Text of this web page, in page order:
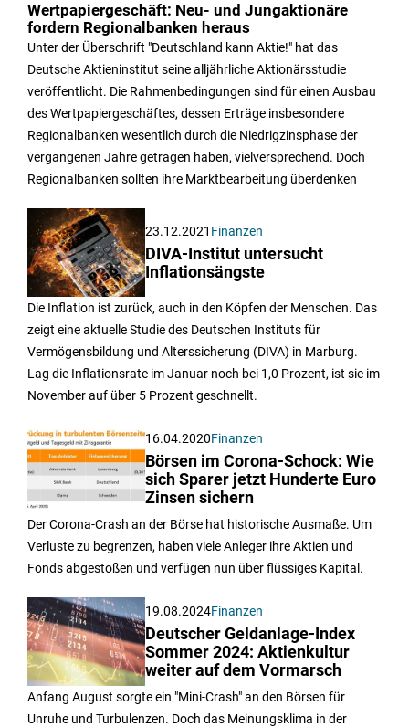
Wertpapiergeschäft: Neu- und Jungaktionäre
fordern Regionalbanken heraus
Unter der Überschrift "Deutschland kann Aktie!" hat das
Deutsche Aktieninstitut seine alljährliche Aktionärsstudie
veröffentlicht. Die Rahmenbedingungen sind für einen Ausbau
des Wertpapiergeschäftes, dessen Erträge insbesondere
Regionalbanken wesentlich durch die Niedrigzinsphase der
vergangenen Jahre getragen haben, vielversprechend. Doch
Regionalbanken sollten ihre Marktbearbeitung überdenken
23.12.2021 Finanzen
DIVA-Institut untersucht
Inflationsängste
Die Inflation ist zurück, auch in den Köpfen der Menschen. Das
zeigt eine aktuelle Studie des Deutschen Instituts für
Vermögensbildung und Alterssicherung (DIVA) in Marburg.
Lag die Inflationsrate im Januar noch bei 1,0 Prozent, ist sie im
November auf über 5 Prozent geschnellt.
16.04.2020Finanzen
Börsen im Corona-Schock: Wie
sich Sparer jetzt Hunderte Euro
Zinsen sichern
Der Corona-Crash an der Börse hat historische Ausmaße. Um
Verluste zu begrenzen, haben viele Anleger ihre Aktien und
Fonds abgestoßen und verfügen nun über flüssiges Kapital.
19.08.2024Finanzen
Deutscher Geldanlage-Index
Sommer 2024: Aktienkultur
weiter auf dem Vormarsch
Anfang August sorgte ein "Mini-Crash" an den Börsen für
Unruhe und Turbulenzen. Doch das Meinungsklima in der